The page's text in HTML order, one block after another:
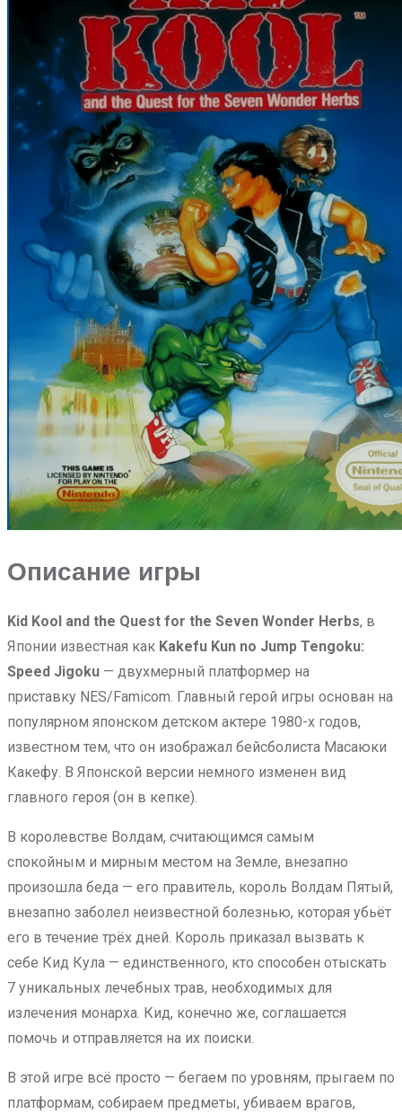
Описание игры
Kid Kool and the Quest for the Seven Wonder Herbs, в
Японии известная как Kakefu Kun no Jump Tengoku:
Speed Jigoku — двухмерный платформер на
приставку NES/Famicom. Главный герой игры основан на
популярном японском детском актере 1980-х годов,
известном тем, что он изображал бейсболиста Масаюки
Какефу. В Японской версии немного изменен вид
главного героя (он в кепке).
В королевстве Волдам, считающимся самым
спокойным и мирным местом на Земле, внезапно
произошла беда — его правитель, король Волдам Пятый,
внезапно заболел неизвестной болезнью, которая убьёт
его в течение трёх дней. Король приказал вызвать к
себе Кид Кула — единственного, кто способен отыскать
7 уникальных лечебных трав, необходимых для
излечения монарха. Кид, конечно же, соглашается
помочь и отправляется на их поиски.
В этой игре всё просто — бегаем по уровням, прыгаем по
платформам, собираем предметы, убиваем врагов,